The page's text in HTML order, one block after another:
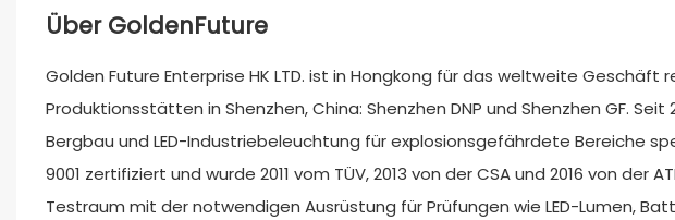
Über GoldenFuture
Golden Future Enterprise HK LTD. ist in Hongkong für das weltweite
Produktionsstätten in Shenzhen, China: Shenzhen DNP und Shenzhen GF.
Bergbau und LED-Industriebeleuchtung für explosionsgefährdete Bereiche
9001 zertifiziert und wurde 2011 vom TÜV, 2013 von der CSA und 2016 von der
Testraum mit der notwendigen Ausrüstung für Prüfungen wie LED-Lumen,